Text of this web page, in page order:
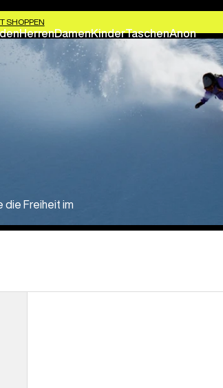
SHOPPEN
HerrenDamenKinderTaschenAnon
die Freiheit im